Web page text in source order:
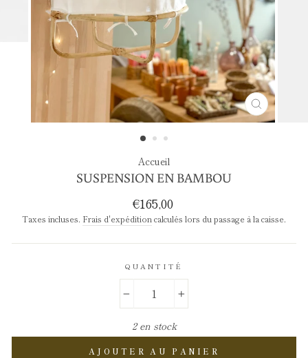
FERMER
(ESC)
Accueil
SUSPENSION EN BAMBOU
Prix
régulier
€165,00
Taxes incluses. Frais d'expéditioncalculés lors du passage à la caisse.
QUANTITÉ
+
2 en stock
AJOUTER AU PANIER